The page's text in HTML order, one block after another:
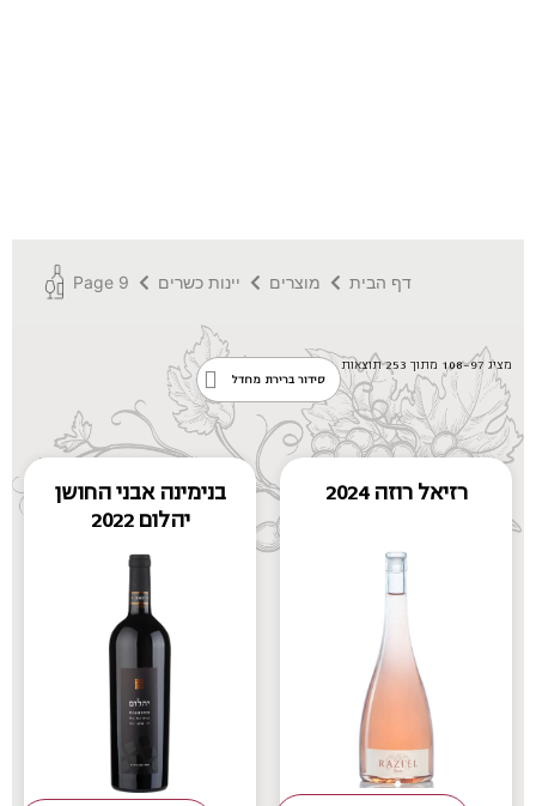
דף הבית מוצרים יינות כשרים Page 9
מציג 97–108 מתוך 253 תוצאות
רזיאל רוזה 2024
בנימינה אבני החושן
יהלום 2022